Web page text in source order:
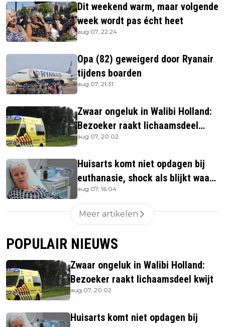
Dit weekend warm, maar volgende
week wordt pas écht heet
aug 07, 22:24
Opa (82) geweigerd door Ryanair
tijdens boarden
aug 07, 21:31
Zwaar ongeluk in Walibi Holland:
Bezoeker raakt lichaamsdeel
kwijt
aug 07, 20:02
Huisarts komt niet opdagen bij
euthanasie, shock als blijkt waar
ze is
aug 07, 16:04
Meer artikelen
POPULAIR NIEUWS
Zwaar ongeluk in Walibi Holland:
Bezoeker raakt lichaamsdeel kwijt
aug 07, 20:02
Huisarts komt niet opdagen bij